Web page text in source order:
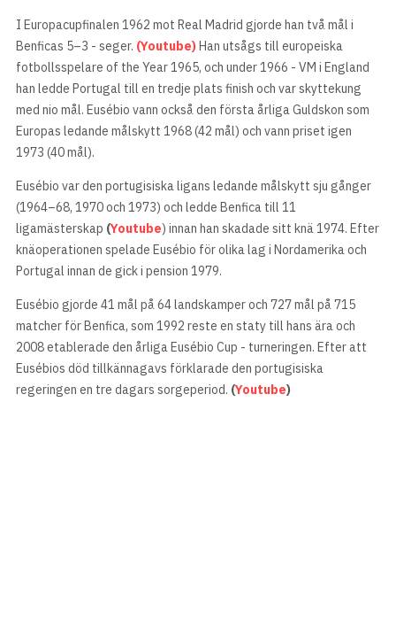
I Europacupfinalen 1962 mot Real Madrid gjorde han två mål i
Benficas 5–3 - seger. (Youtube)Han utsågs till europeiska
fotbollsspelare of the Year 1965, och under 1966 - VM i England
han ledde Portugal till en tredje plats finish och var skyttekung
med nio mål. Eusébio vann också den första årliga Guldskon som
Europas ledande målskytt 1968 (42 mål) och vann priset igen
1973 (40 mål).
Eusébio var den portugisiska ligans ledande målskytt sju gånger
(1964–68, 1970 och 1973) och ledde Benfica till 11
ligamästerskap (Youtube) innan han skadade sitt knä 1974. Efter
knäoperationen spelade Eusébio för olika lag i Nordamerika och
Portugal innan de gick i pension 1979.
Eusébio gjorde 41 mål på 64 landskamper och 727 mål på 715
matcher för Benfica, som 1992 reste en staty till hans ära och
2008 etablerade den årliga Eusébio Cup - turneringen. Efter att
Eusébios död tillkännagavs förklarade den portugisiska
regeringen en tre dagars sorgeperiod. (Youtube)